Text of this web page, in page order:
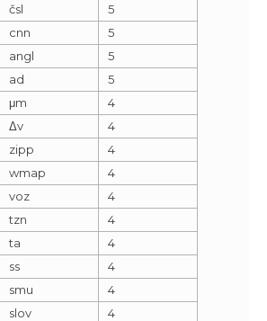
čsl
5
cnn
5
angl
5
ad
5
μm
4
Δv
4
zipp
4
wmap
4
voz
4
tzn
4
ta
4
ss
4
smu
4
slov
4